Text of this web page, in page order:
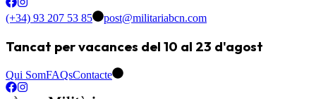
(+34) 93 207 53 85 post@militariabcn.com
Tancat per vacances del 10 al 23 d'agost
Qui SomFAQsContacte